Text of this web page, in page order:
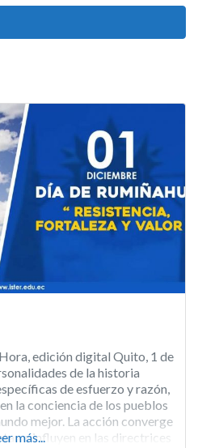
edición digital Quito, 1 de
de la historia
de esfuerzo y razón,
la conciencia de los pueblos
mejor. La acción converge
e influyen en las directrices
más...